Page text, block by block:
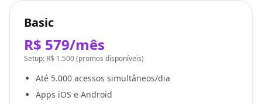
Basic
R$ 579/mês
Setup: R$ 1.500 (promos disponíveis)
Até 5.000 acessos simultâneos/dia
Apps iOS e Android